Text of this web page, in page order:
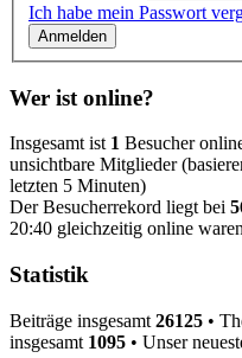
Ich habe mein Passwort
Wer ist online?
Insgesamt ist 1 Besucher
unsichtbare Mitglieder
letzten 5 Minuten)
Der Besucherrekord liegt bei
20:40 gleichzeitig online
Statistik
Beiträge insgesamt 26125 •
insgesamt 1095 • Unser